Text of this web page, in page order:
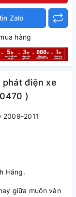
Zalo
hàng
phát điện xe
)
2009-2011
Hãng.
giữa muôn vàn